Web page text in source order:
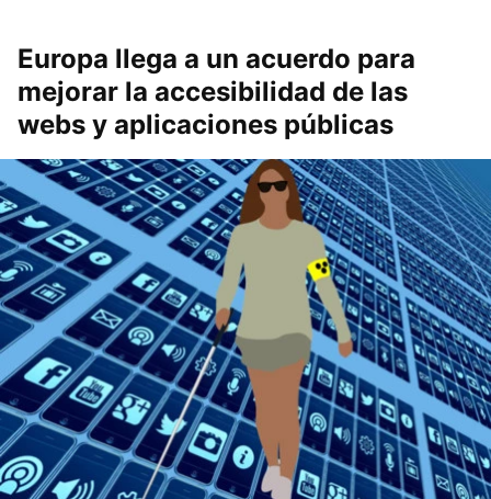
Europa llega a un acuerdo para
mejorar la accesibilidad de las
webs y aplicaciones públicas